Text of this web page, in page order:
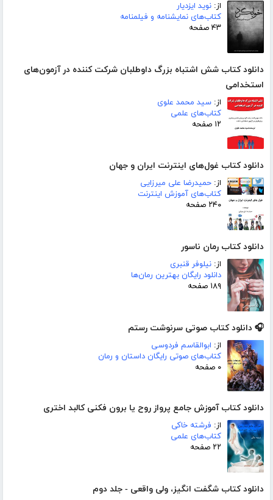
از: نوید ایزدیار
کتاب‌های نمایشنامه و فیلمنامه
۴۳ صفحه
دانلود کتاب شش اشتباه بزرگ داوطلبان شرکت کننده در آزمون‌های
استخدامی
از: سید محمد علوی
کتاب‌های علمی
۱۲ صفحه
دانلود کتاب غول‌های اینترنت ایران و جهان
از: حمیدرضا علی میرزایی
کتاب‌های آموزش اینترنت
۲۴۰ صفحه
دانلود کتاب رمان ناسور
از: نیلوفر قنبری
دانلود رایگان بهترین رمان‌ها
۱۸۹ صفحه
🎧 دانلود کتاب صوتی سرنوشت رستم
از: ابوالقاسم فردوسی
کتاب‌های صوتی رایگان داستان و رمان
۰ صفحه
دانلود کتاب آموزش جامع پرواز روح یا برون فکنی کالبد اختری
از: فرشته خاکی
کتاب‌های علمی
۲۲ صفحه
دانلود کتاب شگفت انگیز، ولی واقعی - جلد دوم